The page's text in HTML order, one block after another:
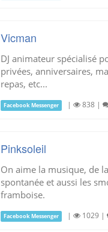
Vicman
DJ animateur spécialisé
privées, anniversaires,
repas, etc...
Facebook Messenger | 838 |
Pinksoleil
On aime la musique, de
spontanée et aussi les
framboise.
Facebook Messenger | 1029 |